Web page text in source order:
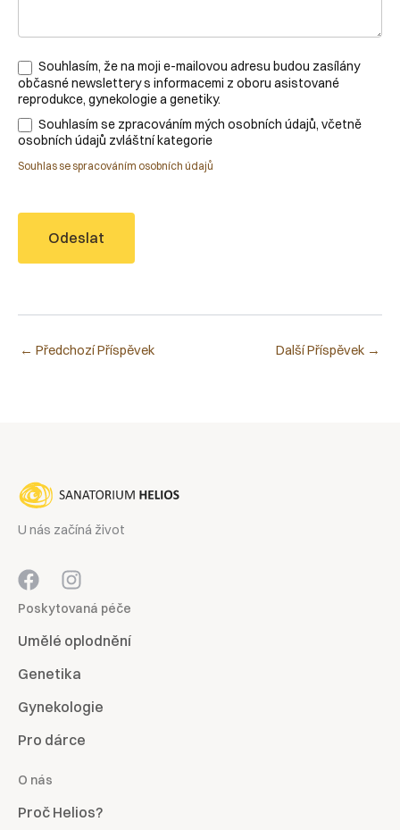
Souhlasím, že na moji e-mailovou adresu budou zasílány
občasné newslettery s informacemi z oboru asistované
reprodukce, gynekologie a genetiky.
Souhlasím se zpracováním mých osobních údajů, včetně
osobních údajů zvláštní kategorie
Souhlas se spracováním osobních údajů
Odeslat
← Předchozí Příspěvek Další Příspěvek →
U nás začíná život
Poskytovaná péče
Umělé oplodnění
Genetika
Gynekologie
Pro dárce
O nás
Proč Helios?